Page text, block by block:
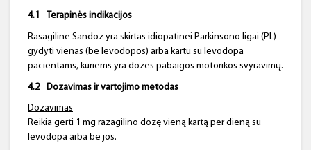
4.1 Terapinės indikacijos
Rasagiline Sandoz yra skirtas idiopatinei Parkinsono ligai (PL)
gydyti vienas (be levodopos) arba kartu su levodopa
pacientams, kuriems yra dozės pabaigos motorikos svyravimų.
4.2
Dozavimas ir vartojimo metodas
Dozavimas
Reikia gerti 1 mg razagilino dozę vieną kartą per dieną su
levodopa arba be jos.